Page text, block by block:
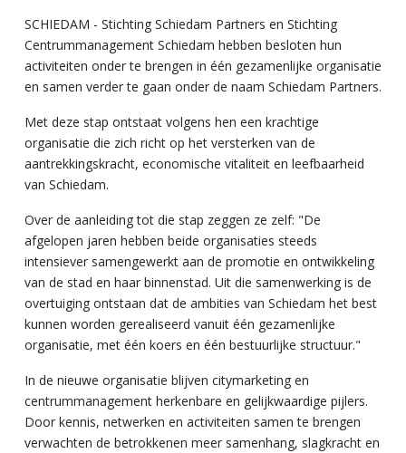
SCHIEDAM - Stichting Schiedam Partners en Stichting
Centrummanagement Schiedam hebben besloten hun
activiteiten onder te brengen in één gezamenlijke organisatie
en samen verder te gaan onder de naam Schiedam Partners.
Met deze stap ontstaat volgens hen een krachtige
organisatie die zich richt op het versterken van de
aantrekkingskracht, economische vitaliteit en leefbaarheid
van Schiedam.
Over de aanleiding tot die stap zeggen ze zelf: "De
afgelopen jaren hebben beide organisaties steeds
intensiever samengewerkt aan de promotie en ontwikkeling
van de stad en haar binnenstad. Uit die samenwerking is de
overtuiging ontstaan dat de ambities van Schiedam het best
kunnen worden gerealiseerd vanuit één gezamenlijke
organisatie, met één koers en één bestuurlijke structuur."
In de nieuwe organisatie blijven citymarketing en
centrummanagement herkenbare en gelijkwaardige pijlers.
Door kennis, netwerken en activiteiten samen te brengen
verwachten de betrokkenen meer samenhang, slagkracht en